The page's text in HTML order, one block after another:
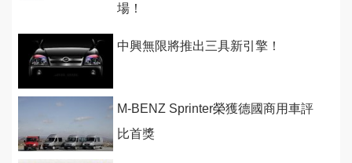
場！
中興無限將推出三具新引擎！
M-BENZ Sprinter榮獲德國商用車評
比首獎